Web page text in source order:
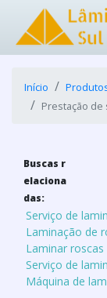
Início
Prestação de
Buscas r
elaciona
das:
Serviço de
Laminação de
Laminar roscas
Serviço de
Máquina de